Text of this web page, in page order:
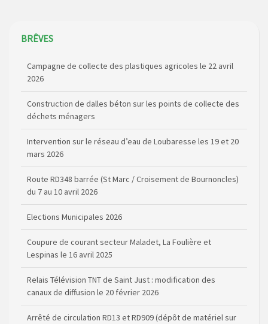
BRÊVES
Campagne de collecte des plastiques agricoles le 22 avril
2026
Construction de dalles béton sur les points de collecte des
déchets ménagers
Intervention sur le réseau d’eau de Loubaresse les 19 et 20
mars 2026
Route RD348 barrée (St Marc / Croisement de Bournoncles)
du 7 au 10 avril 2026
Elections Municipales 2026
Coupure de courant secteur Maladet, La Foulière et
Lespinas le 16 avril 2025
Relais Télévision TNT de Saint Just : modification des
canaux de diffusion le 20 février 2026
Arrêté de circulation RD13 et RD909 (dépôt de matériel sur